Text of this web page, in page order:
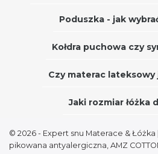
Poduszka - jak
Kołdra puchowa czy
Czy materac
Jaki rozmiar łóżka
© 2026 - Expert snu Materace & Łóżka
pikowana antyalergiczna, AMZ